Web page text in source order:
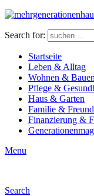
Search for:
Startseite
Leben & Alltag
Wohnen & Bauen
Pflege &
Haus & Garten
Familie &
Finanzierung &
Menu
Search